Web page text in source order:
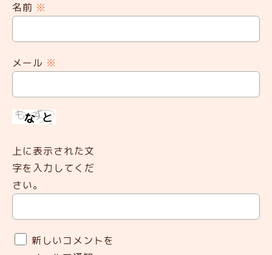
名前 ※
メール ※
上に表示された文
字を入力してくだ
さい。
新しいコメントを